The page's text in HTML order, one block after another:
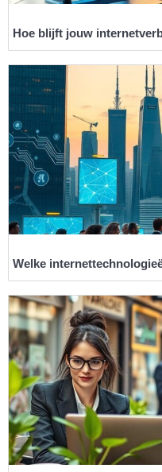
Hoe blijft jouw
Welke